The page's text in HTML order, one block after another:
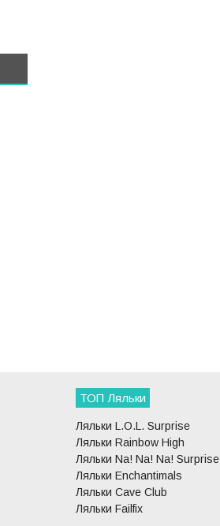
ТОП Ляльки
Ляльки L.O.L. Surprise
Ляльки Rainbow High
Ляльки Na! Na! Na! Surprise
Ляльки Enchantimals
Ляльки Cave Club
Ляльки Failfix